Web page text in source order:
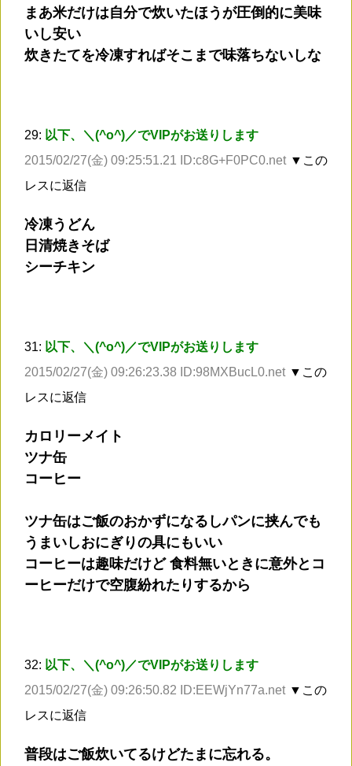
まあ米だけは自分で炊いたほうが圧倒的に美味
いし安い
炊きたてを冷凍すればそこまで味落ちないしな
29: 以下、＼(^o^)／でVIPがお送りします
2015/02/27(金) 09:25:51.21 ID:c8G+F0PC0.net ▼この
レスに返信
冷凍うどん
日清焼きそば
シーチキン
31: 以下、＼(^o^)／でVIPがお送りします
2015/02/27(金) 09:26:23.38 ID:98MXBucL0.net ▼この
レスに返信
カロリーメイト
ツナ缶
コーヒー
ツナ缶はご飯のおかずになるしパンに挟んでも
うまいしおにぎりの具にもいい
コーヒーは趣味だけど 食料無いときに意外とコ
ーヒーだけで空腹紛れたりするから
32: 以下、＼(^o^)／でVIPがお送りします
2015/02/27(金) 09:26:50.82 ID:EEWjYn77a.net ▼この
レスに返信
普段はご飯炊いてるけどたまに忘れる。